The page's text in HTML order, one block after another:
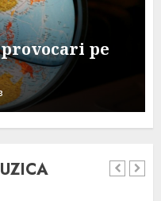
provocari pe